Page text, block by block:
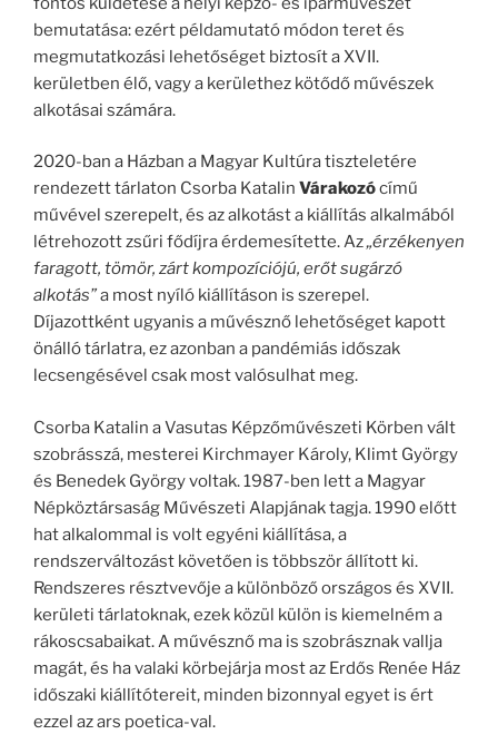
bemutatása: ezért példamutató módon teret és
megmutatkozási lehetőséget biztosít a XVII.
kerületben élő, vagy a kerülethez kötődő művészek
alkotásai számára.
2020-ban a Házban a Magyar Kultúra tiszteletére
rendezett tárlaton Csorba Katalin Várakozócímű
művével szerepelt, és az alkotást a kiállítás alkalmából
létrehozott zsűri fődíjra érdemesítette. Az„érzékenyen
faragott, tömör, zárt kompozíciójú, erőt sugárzó
alkotás”a most nyíló kiállításon is szerepel.
Díjazottként ugyanis a művésznő lehetőséget kapott
önálló tárlatra, ez azonban a pandémiás időszak
lecsengésével csak most valósulhat meg.
Csorba Katalin a Vasutas Képzőművészeti Körben vált
szobrásszá, mesterei Kirchmayer Károly, Klimt György
és Benedek György voltak. 1987-ben lett a Magyar
Népköztársaság Művészeti Alapjának tagja. 1990 előtt
hat alkalommal is volt egyéni kiállítása, a
rendszerváltozást követően is többször állított ki.
Rendszeres résztvevője a különböző országos és XVII.
kerületi tárlatoknak, ezek közül külön is kiemelném a
rákoscsabaikat. A művésznő ma is szobrásznak vallja
magát, és ha valaki körbejárja most az Erdős Renée Ház
időszaki kiállítótereit, minden bizonnyal egyet is ért
ezzel az ars poetica-val.